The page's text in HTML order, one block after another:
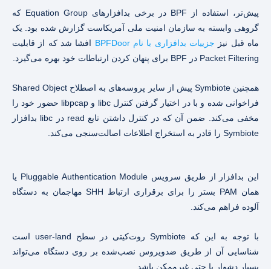
پیش‌تر، استفاده از BPF در برخی بدافزارهای Equation Group که
گروهی وابسته به سازمان امنیت ملی آمریکاست گزارش شده بود. یک
ماه قبل نیز جزییات بدافزاری با نام BPFDoor
افشا شد که از قابلیت
Packet Filtering در BPF برای پنهان کردن ارتباطات خود بهره می‌گیرد.
همچنین Symbiote پیش از سایر پروسه‌های به اصطلاح Shared Object
فراخوانی شده و با در اختیار گرفتن کنترل libc و libpcap حضور خود را
مخفی می‌کند. ضمن آن که در کنترل داشتن تابع read در libc بدافزار
Symbiote را قادر به استخراج اطلاعات اصالت‌سنجی می‌کند.
این بدافزار از طریق سرویس Pluggable Authentication Module یا
همان PAM بستر را برای برقراری ارتباط SHH مهاجمان به دستگاه
آلوده فراهم می‌کند.
با توجه به این که Symbiote روت‌کیتی در سطح user-land است
شناسایی آن از طریق ضدویروس نصب‌شده بر روی دستگاه می‌تواند
بسیار دشوار یا حتی غیرممکن باشد.